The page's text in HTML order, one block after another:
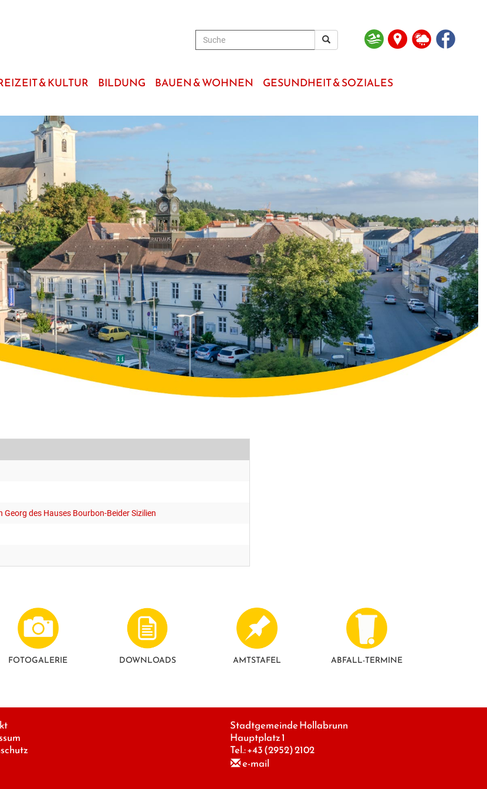
& KULTUR BILDUNG BAUEN & WOHNEN
GESUNDHEIT & SOZIALES
des Hauses Bourbon-Beider Sizilien
FOTO­GALERIE DOWNLOADS AMTSTAFEL ABFALL-TERMINE
Stadtgemeinde Hollabrunn
Hauptplatz 1
Tel.:+43 (2952) 2102
e-mail